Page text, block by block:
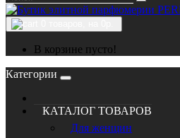
В корзине пусто!
Категории
КАТАЛОГ ТОВАРОВ
Для женщин